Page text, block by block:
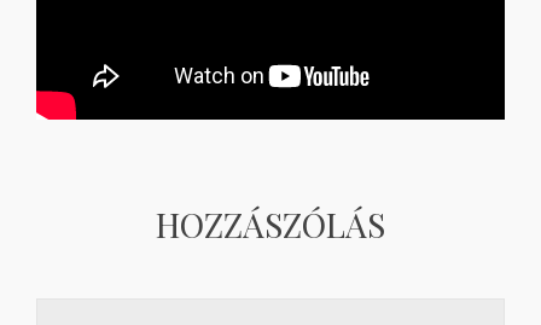
HOZZÁSZÓLÁS